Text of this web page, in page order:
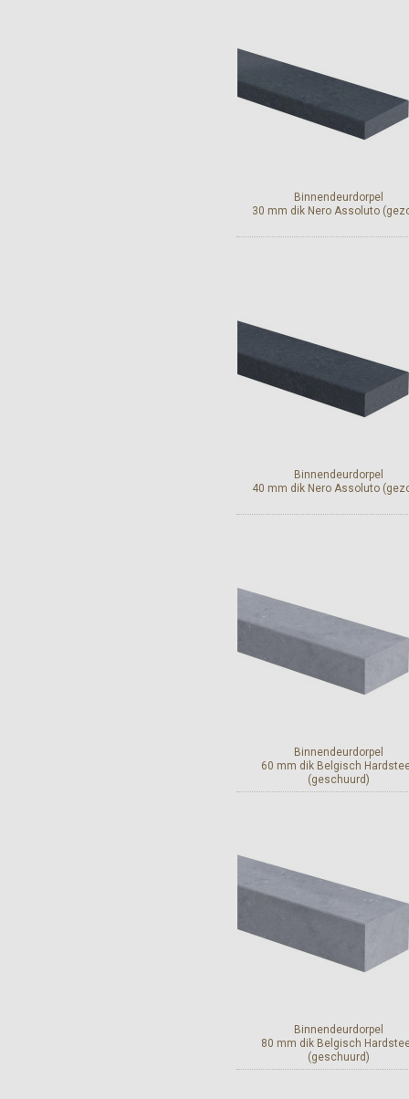
Binnendeurdorpel
30 mm dik Nero Assoluto
Binnendeurdorpel
40 mm dik Nero Assoluto
Binnendeurdorpel
60 mm dik Belgisch
(geschuurd)
Binnendeurdorpel
80 mm dik Belgisch
(geschuurd)